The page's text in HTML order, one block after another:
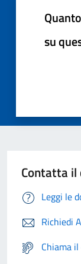
su
Contatta il
Leggi le
Richiedi
Chiama